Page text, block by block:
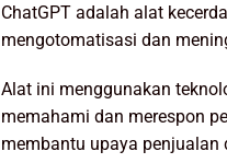
ChatGPT adalah alat
mengotomatisasi dan
Alat ini menggunakan
memahami dan merespon
membantu upaya penjualan